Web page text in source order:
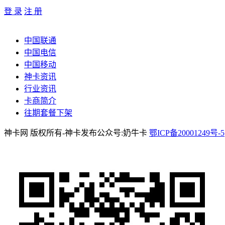
登 录 注 册
中国联通
中国电信
中国移动
神卡资讯
行业资讯
卡商简介
往期套餐下架
神卡网 版权所有-神卡发布公众号:奶牛卡 鄂ICP备20001249号-5